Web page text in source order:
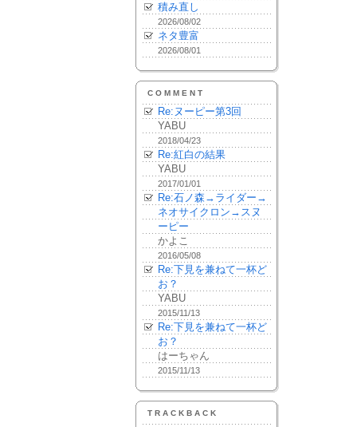
積み直し
2026/08/02
ネタ豊富
2026/08/01
COMMENT
Re:ヌーピー第3回
YABU
2018/04/23
Re:紅白の結果
YABU
2017/01/01
Re:石ノ森→ライダー→
ネオサイクロン→スヌ
ーピー
かよこ
2016/05/08
Re:下見を兼ねて一杯ど
お？
YABU
2015/11/13
Re:下見を兼ねて一杯ど
お？
はーちゃん
2015/11/13
TRACKBACK